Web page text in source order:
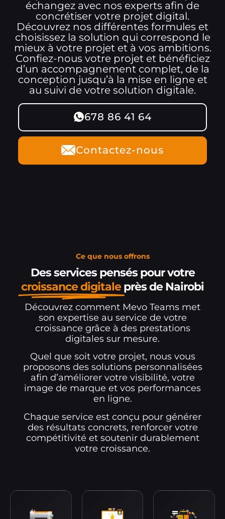
échangez avec nos experts afin de
concrétiser votre projet digital.
Découvrez nos différentes formules et
choisissez la solution qui correspond le
mieux à votre projet et à vos ambitions.
Confiez-nous votre projet et bénéficiez
d’un accompagnement complet, de la
conception jusqu’à la mise en ligne et
au suivi de votre solution digitale.
678 86 41 64
Contactez-nous
Ce que nous offrons
Des services pensés pour votre
croissance digitale près de Nairobi
Découvrez comment Mevo Teams met
son expertise au service de votre
croissance grâce à des prestations
digitales sur mesure.
Quel que soit votre projet, nous vous
proposons des solutions personnalisées
afin d’améliorer votre visibilité, votre
image de marque et vos performances
en ligne.
Chaque service est conçu pour générer
des résultats concrets, renforcer votre
compétitivité et soutenir durablement
votre croissance.